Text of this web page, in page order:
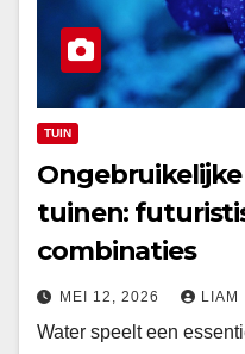
TUIN
tuinen:
combinaties
MEI 12, 2026 LIAM
Water speelt een